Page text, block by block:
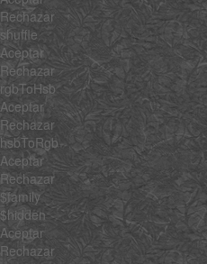
Rechazar
shuffle
Aceptar
Rechazar
rgbToHsb
Aceptar
Rechazar
hsbToRgb
Aceptar
Rechazar
$family
$hidden
Aceptar
Rechazar